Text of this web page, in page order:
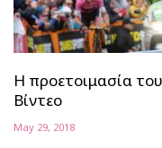
Η προετοιμασία
Βίντεο
May 29, 2018